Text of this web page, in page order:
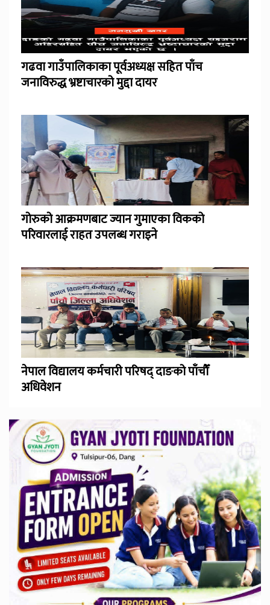
गढवा गाउँपालिकाका पूर्वअध्यक्ष सहित पाँच
जनाविरुद्ध भ्रष्टाचारको मुद्दा दायर
गोरुको आक्रमणबाट ज्यान गुमाएका विकको
परिवारलाई राहत उपलब्ध गराइने
नेपाल विद्यालय कर्मचारी परिषद् दाङको पाँचौँ
अधिवेशन